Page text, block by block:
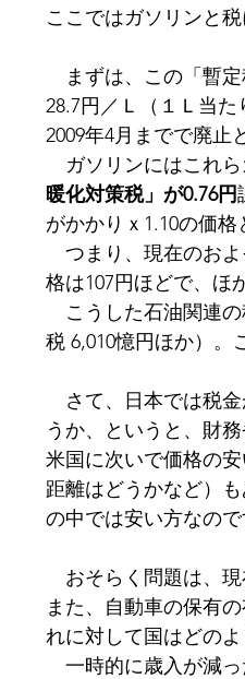
ここではガソリンと
まずは、この「暫定
28.7円／Ｌ（１Ｌ当た
2009年4月までで廃止
ガソリンにはこれら
暖化対策税」が0.76円
がかかりｘ1.10の価格
つまり、現在のおよ
格は107円ほどで、ほ
こうした石油関連の
税 6,010憶円ほか）。
さて、日本では税金
うか、というと、財
米国に次いで価格の安
距離はどうかなど）
の中では安い方なので
おそらく問題は、現
また、自動車の保有の
れに対して国はどの
一時的に歳入が減っ